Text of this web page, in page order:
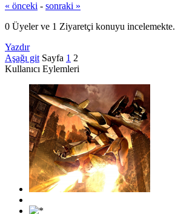
« önceki - sonraki »
0 Üyeler ve 1 Ziyaretçi konuyu incelemekte.
Yazdır
Aşağı git Sayfa 1 2
Kullanıcı Eylemleri